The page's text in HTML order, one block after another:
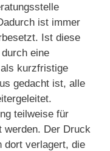
ist immer
Ist diese
eine
kurzfristige
gedacht ist, alle
teilweise für
werden. Der Druck
dort verlagert, die